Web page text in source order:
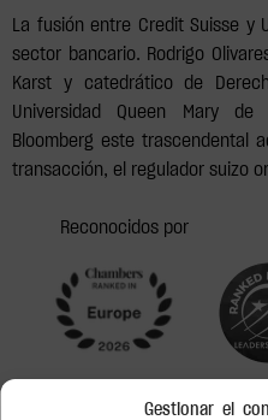
Gestionar el
La fusión entre Credit Suisse y
sector bancario. Rodrigo
Karst y catedrático de
Universidad Queen Mary
Bloomberg este trascendental
transacción, el regulador suizo
Reconocidos por